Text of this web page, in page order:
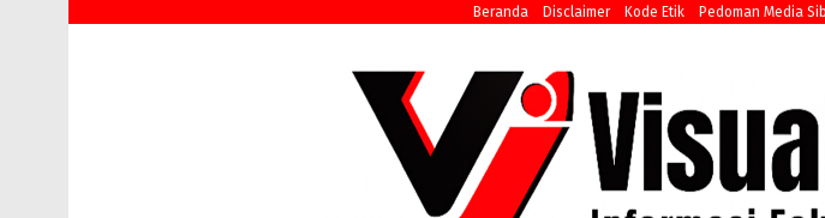
Beranda Disclaimer Kode Etik Pedoman Media